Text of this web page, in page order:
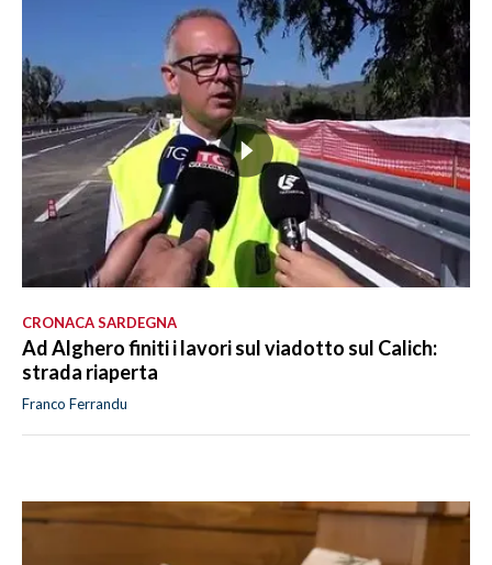
CRONACA SARDEGNA
Ad Alghero finiti i lavori sul viadotto sul Calich:
strada riaperta
Franco Ferrandu